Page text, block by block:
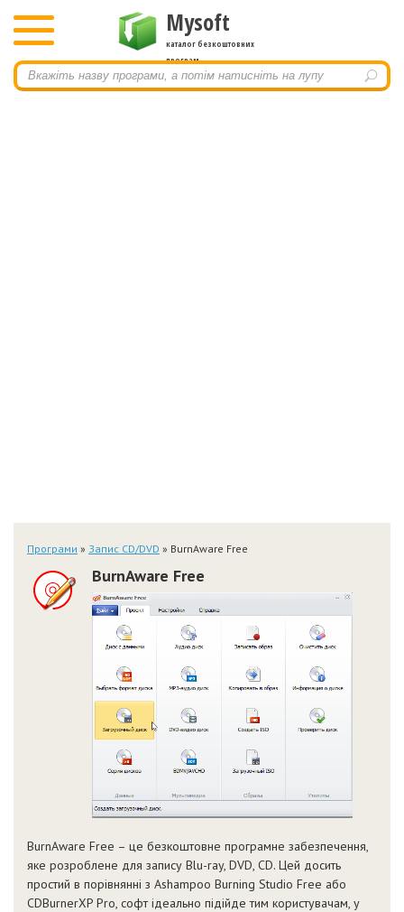
Mysoft
каталог безкоштовних
програм
Програми » Запис CD/DVD » BurnAware Free
BurnAware Free
BurnAware Free – це безкоштовне програмне забезпечення,
яке розроблене для запису Blu-ray, DVD, CD. Цей досить
простий в порівнянні з Ashampoo Burning Studio Free або
CDBurnerXP Pro, софт ідеально підійде тим користувачам, у